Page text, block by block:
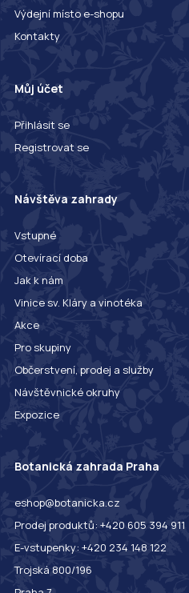
Výdejní místo e-shopu
Kontakty
Můj účet
Přihlásit se
Registrovat se
Návštěva zahrady
Vstupné
Otevírací doba
Jak k nám
Vinice sv. Kláry a vinotéka
Akce
Pro skupiny
Občerstvení, prodej a služby
Návštěvnické okruhy
Expozice
Botanická zahrada Praha
eshop@botanicka.cz
Prodej produktů: +420 605 394 911
E-vstupenky: +420 234 148 122
Trojská 800/196